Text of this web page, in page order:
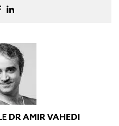
DR AMIR VAHEDI